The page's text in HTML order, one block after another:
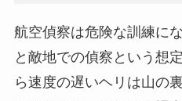
航空偵察は危険な訓練に
と敵地での偵察という想
ら速度の遅いヘリは山の